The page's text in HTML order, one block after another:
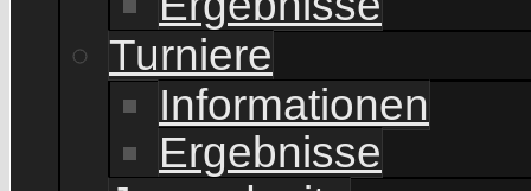
Turniere
Informationen
Ergebnisse